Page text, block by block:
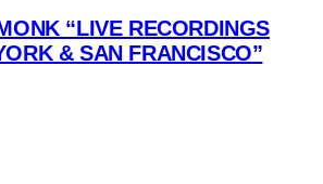
“LIVE RECORDINGS
& SAN FRANCISCO”